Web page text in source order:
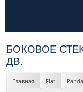
БОКОВОЕ
ДВ.
Главная Fiat Panda